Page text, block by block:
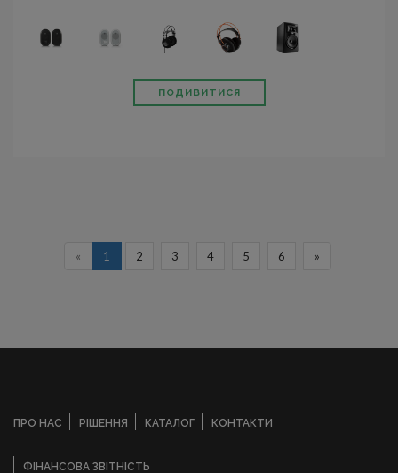
ПОДИВИТИСЯ
« 1 2 3 4 5 6 »
ПРО НАС РІШЕННЯ КАТАЛОГ КОНТАКТИ
ФІНАНСОВА ЗВІТНІСТЬ